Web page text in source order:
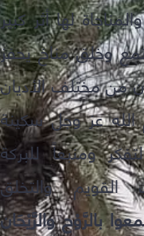
لها أثر كبير
وخلق مناخ يحفز
من مختلف الأديان
عز وجل سكينة
ومنبعاً للبركة
القويم والتخلق
بالرَّوْح والرَّيْحَان